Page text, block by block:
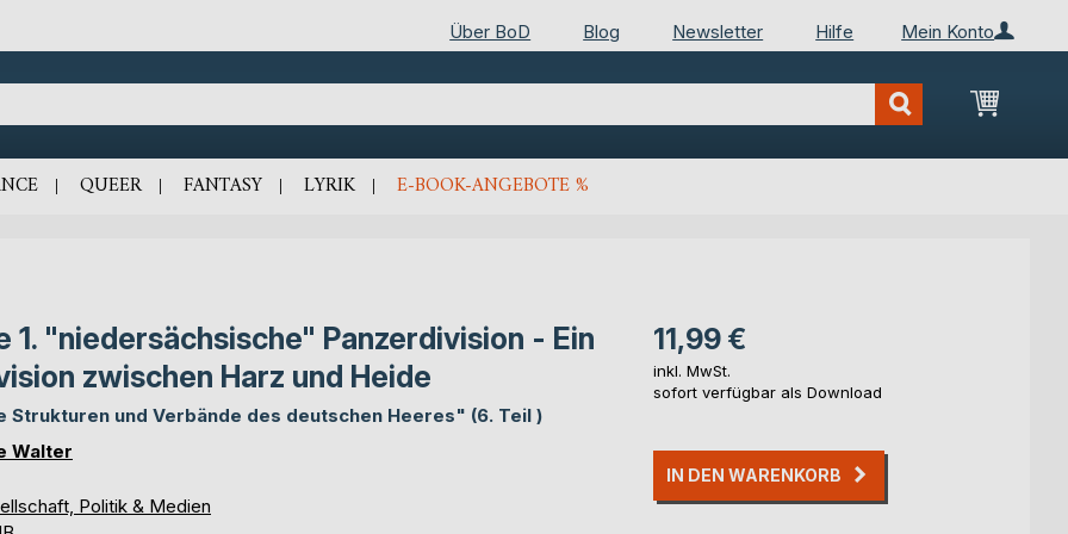
Mein Konto
Über BoD Blog Newsletter Hilfe
Mein
QUEER FANTASY LYRIK E-BOOK-ANGEBOTE %
1. "niedersächsische" Panzerdivision - Ein
zwischen Harz und Heide
Strukturen und Verbände des deutschen Heeres" (6. Teil )
Walter
Politik & Medien
11,99 €
inkl. MwSt.
sofort verfügbar als Download
IN DEN WARENKORB